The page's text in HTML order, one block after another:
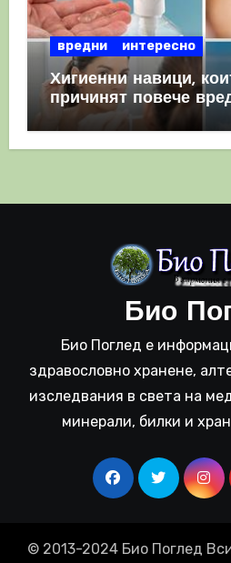
вредни интересно
Хигиенни навици,
причинят повече
полза
Био
Био Поглед е
здравословно хранене,
изследвания в света на
минерали, билки и
© 2013-2024 Био Поглед